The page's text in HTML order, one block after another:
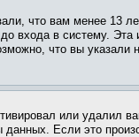
что вам менее 13
входа в систему.
что вы указали
или удалил
Если это